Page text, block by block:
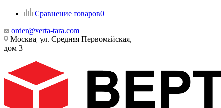
Сравнение товаров0
order@verta-tara.com
Москва, ул. Средняя Первомайская,
дом 3